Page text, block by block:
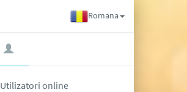
Romana
Utilizatori online